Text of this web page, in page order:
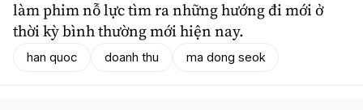
làm phim nỗ lực tìm ra những hướng đi mới ở
thời kỳ bình thường mới hiện nay.
han quoc doanh thu ma dong seok